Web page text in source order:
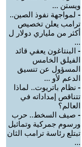
ويستن ...
- لمواجهة نفوذ الصين..
ترامب يعلن تخصيص
أكثر من ملياري دولار ل
...
- البنتاغون يعفي قائد
الفيلق الخامس
المسؤول عن تنسيق
الدعم لأو ...
- نظام باتريوت.. لماذا
تتناقص إمداداته في
العالم؟
- صيف السخط.. حرب
ورسوم جمركية وتماثيل
تبتلع رئاسة ترامب الثان
...